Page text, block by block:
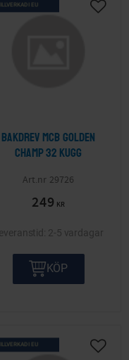
Bakdrev MCB Golden
Champ 32 kugg
29726
249 KR
TILLVERKAD I EU
Lägg
2-5 vardagar
KÖP
TILLVERKAD I EU
Lägg